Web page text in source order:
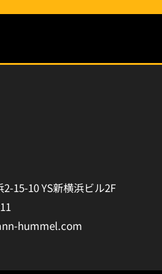
15-10 YS新横浜ビル2F
hummel.com